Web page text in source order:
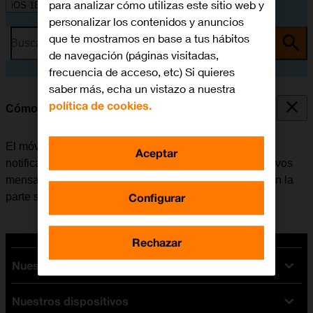
iOS 18
Busca por problema o tema
Cómo utilizar las notificaciones
El móvil se puede configurar para que muestre las
notificaciones de, por ejemplo, llamadas perdidas, nuevos
mensajes y citas de calendario en la barra de estado en la
parte superior de la pantalla.
Nuestras tarifas
Tarifas Orange
Nuestros dispositivos
para analizar cómo utilizas este sitio web y
personalizar los contenidos y anuncios
que te mostramos en base a tus hábitos
de navegación (páginas visitadas,
frecuencia de acceso, etc) Si quieres
saber más, echa un vistazo a nuestra
política de cookies.
Configurar
Rechazar
Aceptar